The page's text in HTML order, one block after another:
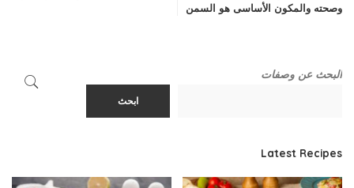
وصحته والمكون الأساسى هو السمن
البحث عن وصفات
ابحث
Latest Recipes